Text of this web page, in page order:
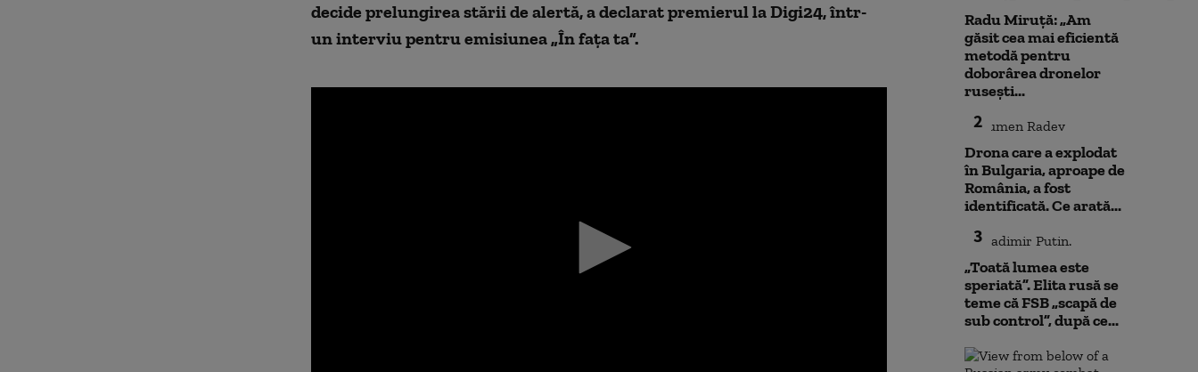
decide prelungirea stării de alertă, a declarat premierul la Digi24, într-
un interviu pentru emisiunea „În fața ta”.
Radu Miruță: „Am
găsit cea mai eficientă
metodă pentru
doborârea dronelor
rusești...
2
Drona care a explodat
în Bulgaria, aproape de
România, a fost
identificată. Ce arată...
3
„Toată lumea este
speriată”. Elita rusă se
teme că FSB „scapă de
sub control”, după ce...